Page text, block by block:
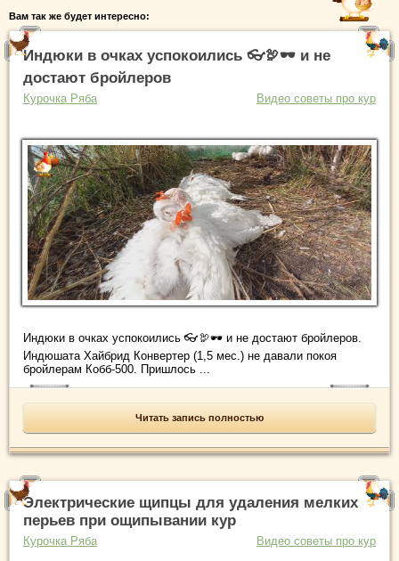
Вам так же будет интересно:
Индюки в очках успокоились 👓🦃🕶️ и не
достают бройлеров
Курочка Ряба Видео советы про кур
Индюки в очках успокоились 👓🦃🕶️ и не достают бройлеров.
Индюшата Хайбрид Конвертер (1,5 мес.) не давали покоя
бройлерам Кобб-500. Пришлось ...
Читать запись полностью
Электрические щипцы для удаления мелких
перьев при ощипывании кур
Курочка Ряба Видео советы про кур